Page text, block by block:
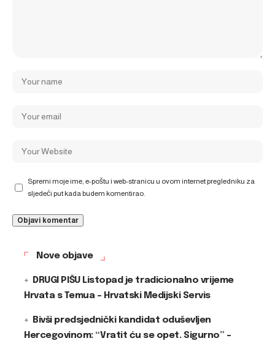
Spremi moje ime, e-poštu i web-stranicu u ovom internet pregledniku za
sljedeći put kada budem komentirao.
Nove objave
DRUGI PIŠU Listopad je tradicionalno vrijeme
Hrvata s Temua – Hrvatski Medijski Servis
Bivši predsjednički kandidat oduševljen
Hercegovinom: “Vratit ću se opet. Sigurno” –